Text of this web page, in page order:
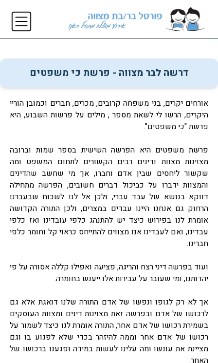
דרשה לבר מצווה - פרשת כי משפטים
אורחים יקרים, בני משפחה קרובים, מכרים, חברים וכמובן הוריי
היקרים, הרשו לי לשאת מספר , מילים על פרשות השבוע, היא
פרשת "כי משפטים".
פרשת משפטים היא הפרשה השישית בספר שמות וברובה
מצוינות מצוות ודינים רבים הקשורים לתחום המשפט ומה
שקשור ליחסים שבין אדם וחברו, אך מי שחשב שהדינים
והמצוות ידברו על כביכול דברים חשובים, הפרשה מתחילה
דווקא בנושא של עבד עברי, ולכן אל לנו לשכוח שבעברנו
הרחוק גם אנחנו היינו עבדים במצרים, ולכן התורה הקדושה
אומרת לנו בפירוש כיצד יש להתנהג כלפי עובדינו ואז כלפי
עבדינו, ואם לעבדינו אנו מצווים להתייחס כראוי קל וחומר כלפי
חברינו.
ועוד בפרשה דיני רצח והריגה, פציעה ואפילו קללה אסורה על פי
יהדותנו, ומי שעובר על עבירות אלו ייענש בחומרה.
אך לא רק לגופו ונפשו של אדם התורה שלנו דואגת אלא גם
לרכושו של אדם ובפרשה זאת מצוינות דינים ומצוות העוסקים
בשמירת רכושו של אדם אחר, התורה אומרת לנו כיצד לשמור על
רכושו של אדם אחר וממה להיזהר בכדי שלא לפגוע בו וגם
מציינת את עונשו ומה עלינו לעשות במידה ופגענו ברכושו של
האחר.